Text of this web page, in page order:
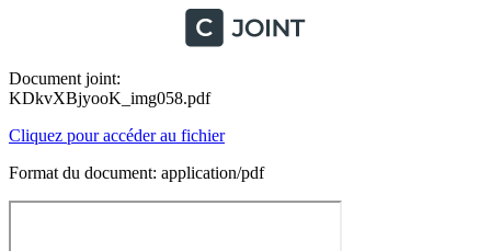
Document joint:
KDkvXBjyooK_img058.pdf
Cliquez pour accéder au fichier
Format du document: application/pdf